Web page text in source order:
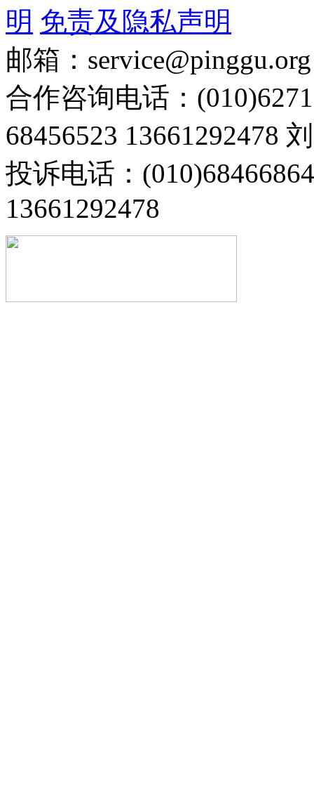
明 免责及隐私声明
邮箱：service@pinggu.org
合作咨询电话：
68456523 13661292478
投诉电话：
13661292478